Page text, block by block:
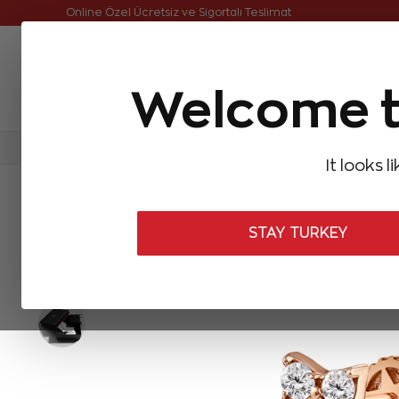
Welcome
It looks
STAY TURKEY
Online Özel Ücretsiz ve Sigortalı Teslimat
Aynı Gün Kargo Çok Satanlar